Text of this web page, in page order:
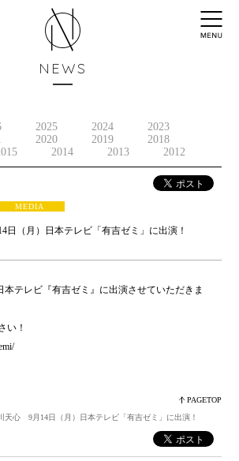
NEWS
2025 2024
2023
2020 2019
2018
2014 2013 2012
MEDIA
（月）日本テレビ「有吉ゼミ」に出演！
本テレビ『有吉ゼミ』に出演させていただきま
い！
PAGETOP
心 9月14日（月）日本テレビ「有吉ゼミ」に出演！